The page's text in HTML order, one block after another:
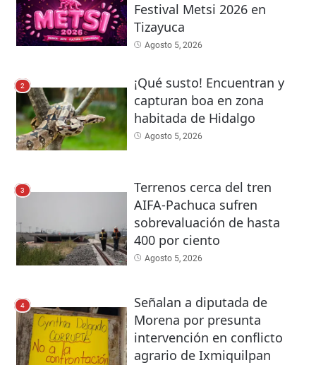
Festival Metsi 2026 en
Tizayuca
Agosto 5, 2026
2
¡Qué susto! Encuentran y
capturan boa en zona
habitada de Hidalgo
Agosto 5, 2026
3
Terrenos cerca del tren
AIFA-Pachuca sufren
sobrevaluación de hasta
400 por ciento
Agosto 5, 2026
4
Señalan a diputada de
Morena por presunta
intervención en conflicto
agrario de Ixmiquilpan